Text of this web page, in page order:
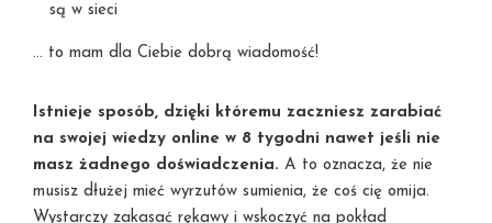
są w sieci
… to mam dla Ciebie dobrą wiadomość!
Istnieje sposób, dzięki któremu zaczniesz zarabiać
na swojej wiedzy online w 8 tygodni nawet jeśli nie
masz żadnego doświadczenia. A to oznacza, że nie
musisz dłużej mieć wyrzutów sumienia, że coś cię omija.
Wystarczy zakasać rękawy i wskoczyć na pokład